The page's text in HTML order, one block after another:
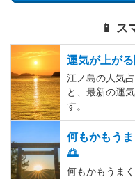
📱 ス
運気が上が
江ノ島の人気
と、最新の運
す。
何もかもう
🌅
何もかもうま